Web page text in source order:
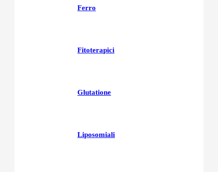
Ferro
Fitoterapici
Glutatione
Liposomiali